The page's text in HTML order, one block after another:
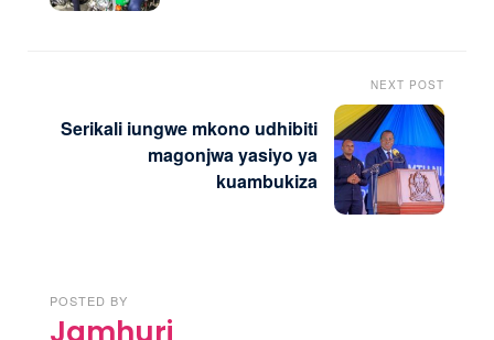
NEXT POST
Serikali iungwe mkono udhibiti
magonjwa yasiyo ya
kuambukiza
POSTED BY